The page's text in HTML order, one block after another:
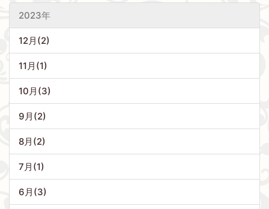
2023年
12月(2)
11月(1)
10月(3)
9月(2)
8月(2)
7月(1)
6月(3)